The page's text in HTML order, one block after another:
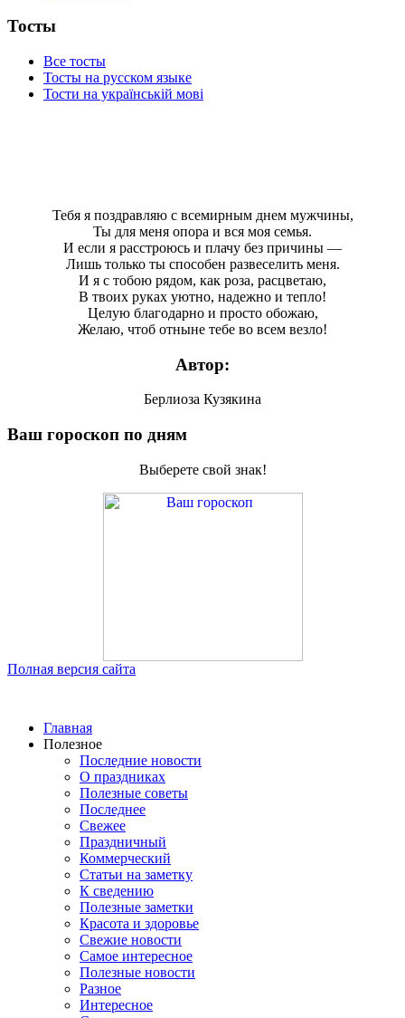
Тосты
Все тосты
Тосты на русском языке
Тости на українській мові
Тебя я поздравляю с всемирным днем мужчины,
Ты для меня опора и вся моя семья.
И если я расстроюсь и плачу без причины —
Лишь только ты способен развеселить меня.
И я с тобою рядом, как роза, расцветаю,
В твоих руках уютно, надежно и тепло!
Целую благодарно и просто обожаю,
Желаю, чтоб отныне тебе во всем везло!
Автор:
Берлиоза Кузякина
Ваш гороскоп по дням
Выберете свой знак!
Полная версия сайта
Главная
Полезное
Последние новости
О праздниках
Полезные советы
Последнее
Свежее
Праздничный
Коммерческий
Статьи на заметку
К сведению
Полезные заметки
Красота и здоровье
Свежие новости
Самое интересное
Полезные новости
Разное
Интересное